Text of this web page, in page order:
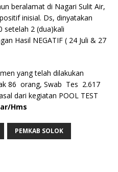
beralamat di Nagari Sulit Air,
inisial. Ds, dinyatakan
setelah 2 (dua)kali
Hasil NEGATIF ( 24 Juli & 27
yang telah dilakukan
86 orang, Swab Tes 2.617
dari kegiatan POOL TEST
Hms
PEMKAB SOLOK